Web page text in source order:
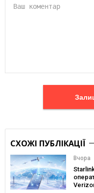
СХОЖІ ПУБЛІКАЦІЇ
Вчора